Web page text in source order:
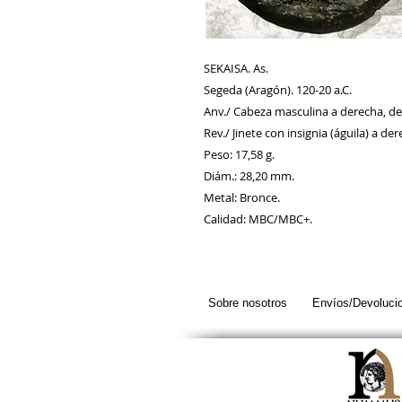
SEKAISA. As.
Segeda (Aragón). 120-20 a.C.
Anv./ Cabeza masculina a derecha,
Rev./ Jinete con insignia (águila) a
Peso: 17,58 g.
Diám.: 28,20 mm.
Metal: Bronce.
Calidad: MBC/MBC+.
Sobre nosotros Envíos/